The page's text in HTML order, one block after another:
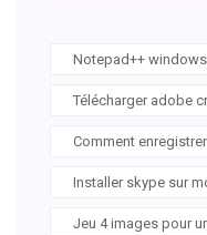
Notepad++
Télécharger adobe
Comment
Installer skype sur
Jeu 4 images pour